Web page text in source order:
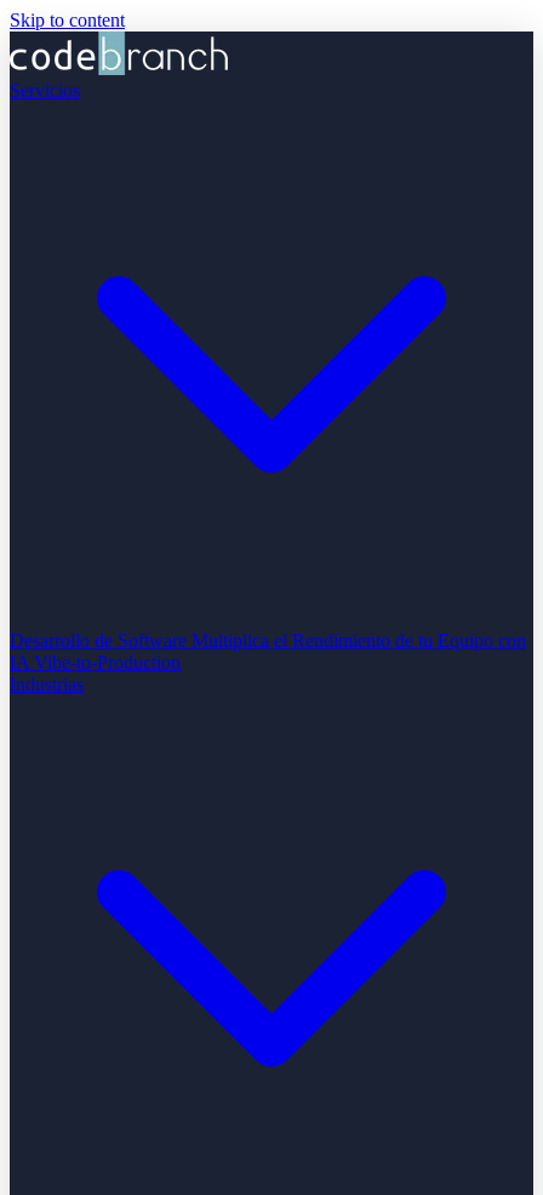
Skip to content
Servicios
Desarrollo de Software Multiplica el Rendimiento de tu Equipo con
IA Vibe-to-Production
Industrias